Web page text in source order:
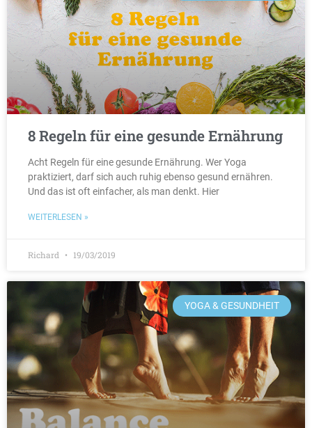
8 Regeln für eine gesunde Ernährung
Acht Regeln für eine gesunde Ernährung. Wer Yoga
praktiziert, darf sich auch ruhig ebenso gesund ernähren.
Und das ist oft einfacher, als man denkt. Hier
WEITERLESEN »
Richard 19/03/2019
YOGA & GESUNDHEIT